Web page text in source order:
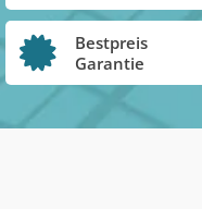
Bestpreis
Garantie